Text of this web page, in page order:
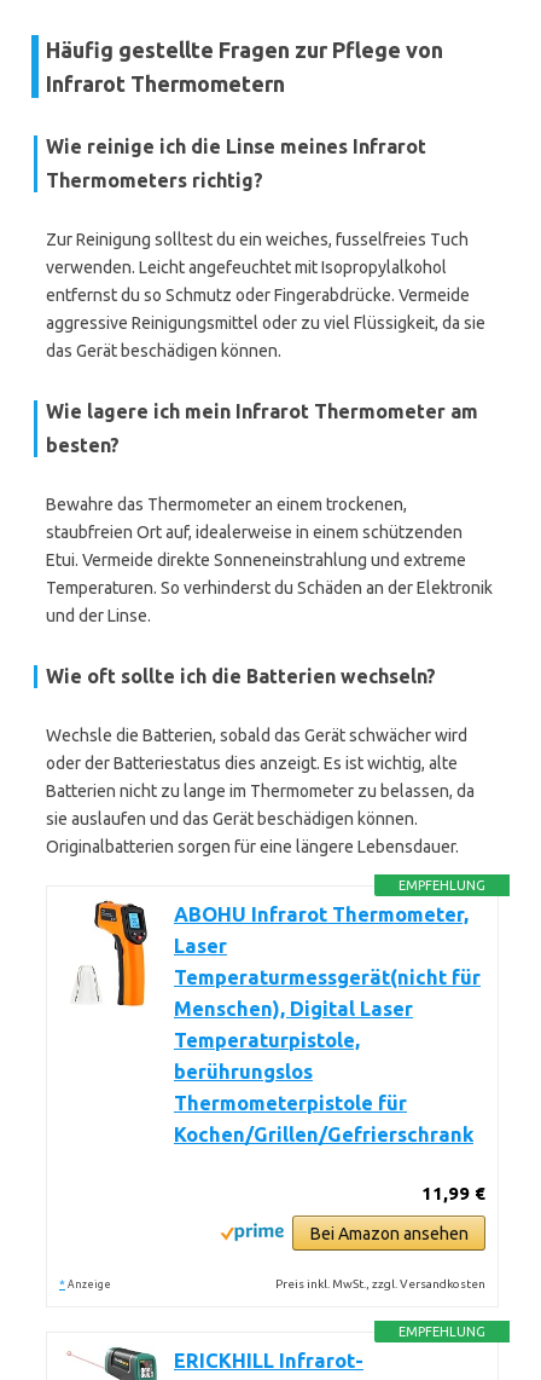
Häufig gestellte Fragen zur Pflege von
Infrarot Thermometern
Wie reinige ich die Linse meines Infrarot
Thermometers richtig?
Zur Reinigung solltest du ein weiches, fusselfreies Tuch
verwenden. Leicht angefeuchtet mit Isopropylalkohol
entfernst du so Schmutz oder Fingerabdrücke. Vermeide
aggressive Reinigungsmittel oder zu viel Flüssigkeit, da sie
das Gerät beschädigen können.
Wie lagere ich mein Infrarot Thermometer am
besten?
Bewahre das Thermometer an einem trockenen,
staubfreien Ort auf, idealerweise in einem schützenden
Etui. Vermeide direkte Sonneneinstrahlung und extreme
Temperaturen. So verhinderst du Schäden an der Elektronik
und der Linse.
Wie oft sollte ich die Batterien wechseln?
Wechsle die Batterien, sobald das Gerät schwächer wird
oder der Batteriestatus dies anzeigt. Es ist wichtig, alte
Batterien nicht zu lange im Thermometer zu belassen, da
sie auslaufen und das Gerät beschädigen können.
Originalbatterien sorgen für eine längere Lebensdauer.
EMPFEHLUNG
ABOHU Infrarot Thermometer,
Laser
Temperaturmessgerät(nicht für
Menschen), Digital Laser
Temperaturpistole,
berührungslos
Thermometerpistole für
Kochen/Grillen/Gefrierschrank
11,99 €
Bei Amazon ansehen
* Anzeige Preis inkl. MwSt., zzgl. Versandkosten
EMPFEHLUNG
ERICKHILL Infrarot-